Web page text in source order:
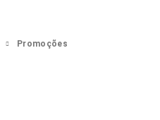
Promoções